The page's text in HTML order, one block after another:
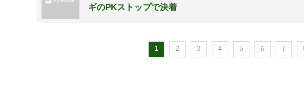
ギのPKストップで決着
1 2 3 4 5 6 7